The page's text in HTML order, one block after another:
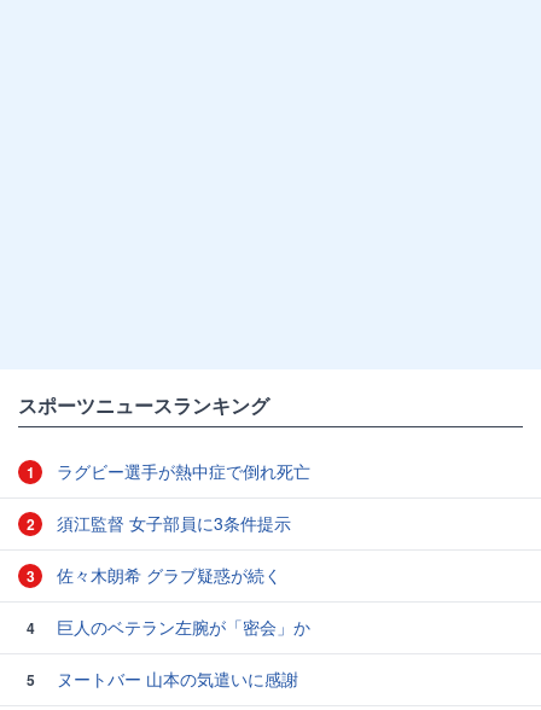
スポーツニュースランキング
1 ラグビー選手が熱中症で倒れ死亡
2 須江監督 女子部員に3条件提示
3 佐々木朗希 グラブ疑惑が続く
4 巨人のベテラン左腕が「密会」か
5
ヌートバー 山本の気遣いに感謝